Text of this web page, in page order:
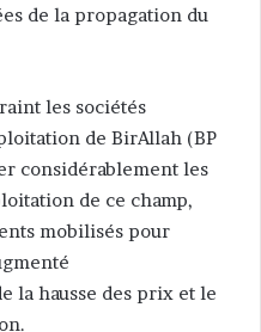
de la propagation du
les sociétés
de BirAllah (BP
considérablement les
de ce champ,
mobilisés pour
la hausse des prix et le